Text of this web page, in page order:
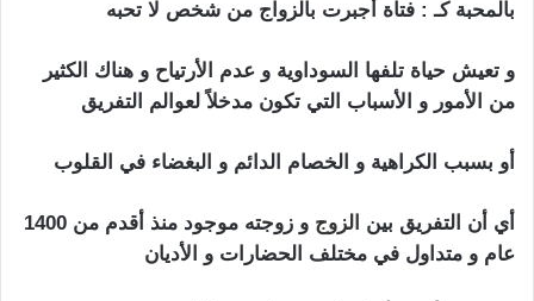
بالمحبة كـ : فتاة أجبرت بالزواج من شخص لا تحبه
و تعيش حياة تلفها السوداوية و عدم الأرتياح و هناك الكثير
من الأمور و الأسباب التي تكون مدخلاً لعوالم التفريق
أو بسبب الكراهية و الخصام الدائم و البغضاء في القلوب
أي أن التفريق بين الزوج
و زوجته موجود منذ أقدم من 1400
عام و متداول في مختلف الحضارات و الأديان